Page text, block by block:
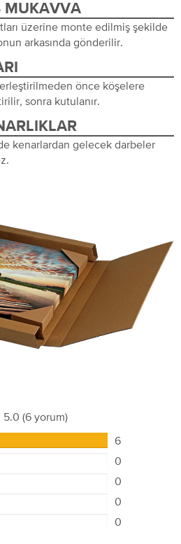
MUKAVVA
üzerine monte edilmiş şekilde
arkasında gönderilir.
önce köşelere
sonra kutulanır.
kenarlardan gelecek darbeler
5.0 (6 yorum)
6
0
0
0
0